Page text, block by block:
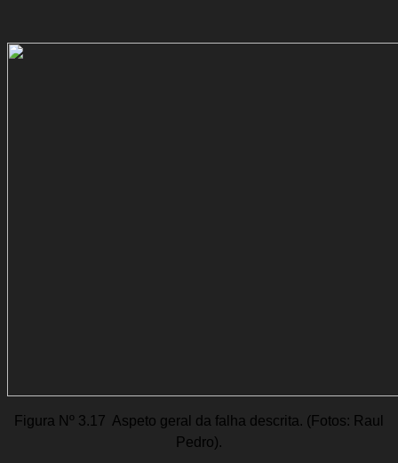
Figura Nº 3.17  Aspeto geral da falha descrita. (Fotos: Raul
Pedro).